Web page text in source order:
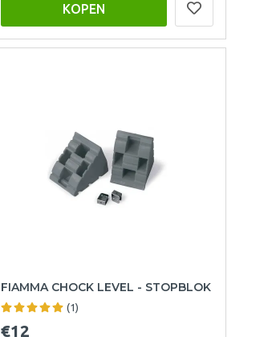
KOPEN
FIAMMA CHOCK LEVEL - STOPBLOK
(1)
€12